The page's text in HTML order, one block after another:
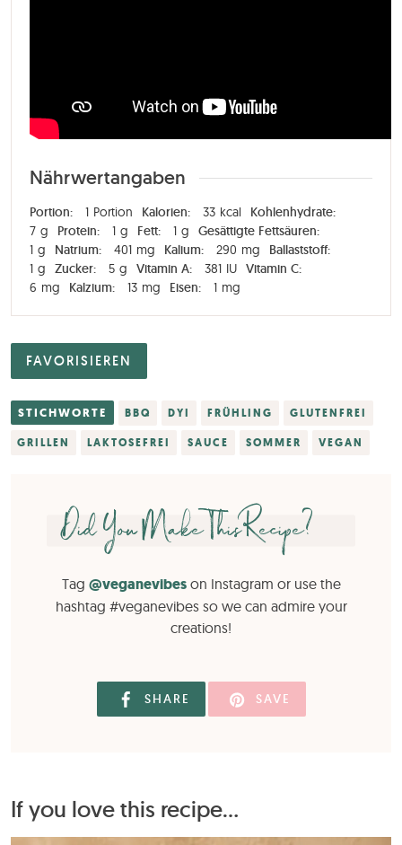
Nährwertangaben
Portion: 1 Portion Kalorien: 33 kcal
Kohlenhydrate:
7 g Protein: 1 g Fett: 1 g
Gesättigte Fettsäuren:
1 g Natrium: 401 mg Kalium: 290 mg
Ballaststoff:
1 g Zucker: 5 g Vitamin A: 381 IU Vitamin C:
6 mg Kalzium: 13 mg Eisen: 1 mg
FAVORISIEREN
STICHWORTE BBQ DYI FRÜHLING GLUTENFREI
GRILLEN LAKTOSEFREI SAUCE SOMMER VEGAN
Did You Make This Recipe?
Tag @veganevibeson Instagram or use the
hashtag #veganevibes so we can admire your
creations!
SHARE SAVE
If you love this recipe...